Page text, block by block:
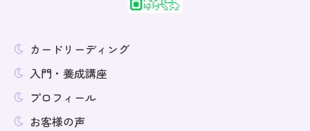
カードリーディング
入門・養成講座
プロフィール
お客様の声